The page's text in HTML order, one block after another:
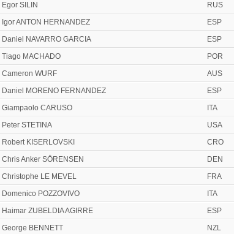
Egor SILIN RUS
Igor ANTON HERNANDEZ ESP
Daniel NAVARRO GARCIA ESP
Tiago MACHADO POR
Cameron WURF AUS
Daniel MORENO FERNANDEZ ESP
Giampaolo CARUSO ITA
Peter STETINA USA
Robert KISERLOVSKI CRO
Chris Anker SÖRENSEN DEN
Christophe LE MEVEL FRA
Domenico POZZOVIVO ITA
Haimar ZUBELDIA AGIRRE ESP
George BENNETT NZL